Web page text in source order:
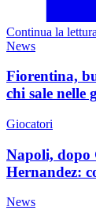
Continua la lettura
News
Fiorentina,
chi sale nelle
Giocatori
Napoli, dopo
Hernandez:
News